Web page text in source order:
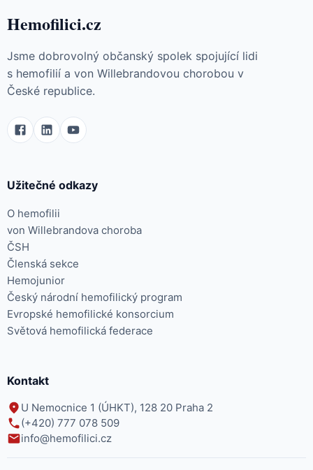
Hemofilici.cz
Jsme dobrovolný občanský spolek spojující lidi
s hemofilií a von Willebrandovou chorobou v
České republice.
Užitečné odkazy
O hemofilii
von Willebrandova choroba
ČSH
Členská sekce
Hemojunior
Český národní hemofilický program
Evropské hemofilické konsorcium
Světová hemofilická federace
Kontakt
U Nemocnice 1 (ÚHKT), 128 20 Praha 2
(+420) 777 078 509
info@hemofilici.cz